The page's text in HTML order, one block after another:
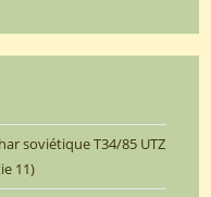
soviétique T34/85 UTZ
11)